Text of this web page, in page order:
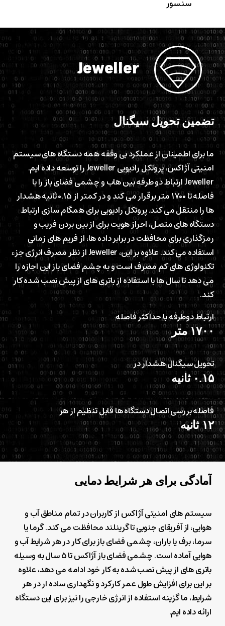
سنسور
Jeweller
تضمین تحویل سیگنال
ما برای اطمینان از عملکرد بی وقفه همه دستگاه های سیستم
امنیتی آژاکس، پروتکل رادیویی Jeweller را توسعه داده ایم.
Jeweller ارتباط دو طرفه بین هاب و چشمی فضای باز را با
فاصله تا ۱۷۰۰ متر برقرار می کند و در کمتر از ۰.۱۵ ثانیه هشدار
ها را منتقل می کند. پروتکل رادیویی برای همگام سازی ارتباط
دستگاه های متصل، احراز هویت برای از بین بردن فریب و
رمزگذاری برای محافظت در برابر داده ها، از فریم های زمانی
استفاده می کند. علاوه بر این، Jeweller از نظر مصرف انرژی جزء
تکنولوژی های کم مصرف است و به چشم فضای باز این اجازه را
می دهد تا سال ها با استفاده از باتری های از پیش نصب شده کار
کند.
ارتباط دوطرفه با حداکثر فاصله
۱۷۰۰ متر
تحویل سیگنال هشدار در
۰.۱۵ ثانیه
فاصله بررسی اتصال دستگاه ها قابل تنظیم از هر
۱۲ ثانیه
آمادگی برای هر شرایط دمایی
سیستم های امنیتی آژاکس از کاربران در تمام مناطق آب و
هوایی، از آفریقای جنوبی تا گرینلند محافظت می کند. گرما یا
سرما، برف یا باران، چشمی فضای باز برای کار در هر شرایط آب و
هوایی آماده است. چشمی فضای باز آژاکس تا ۵ سال به وسیله
باتری های از پیش نصب شده به کار خود ادامه می دهد، علاوه
بر این برای افزایش طول عمر کارکرد و نگهداری ساده ار در هر
شرایط، ما گزینه استفاده از انرژی خارجی را نیز برای این دستگاه
ارائه داده ایم.